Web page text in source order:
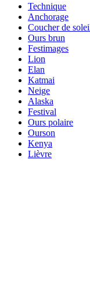
Technique
Anchorage
Coucher de
Ours brun
Festimages
Lion
Elan
Katmai
Neige
Alaska
Festival
Ours polaire
Ourson
Kenya
Lièvre